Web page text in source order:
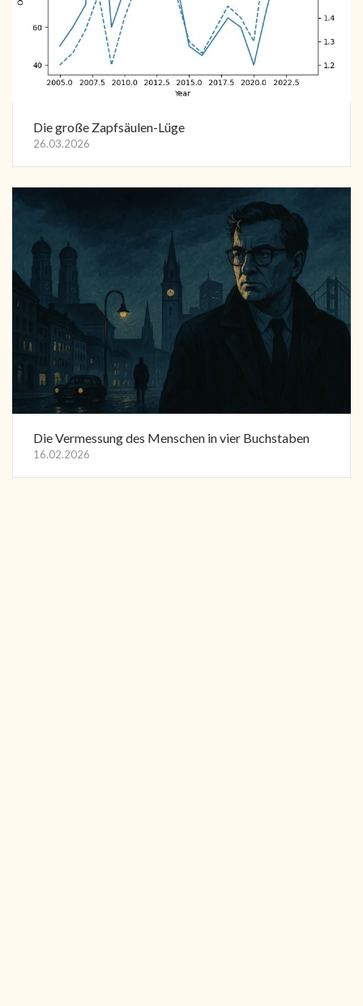
Die große Zapfsäulen-Lüge
26.03.2026
Die Vermessung des Menschen in vier Buchstaben
16.02.2026